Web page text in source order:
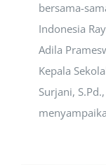
bersama-
Indonesia
Adila
Kepala
Surjani,